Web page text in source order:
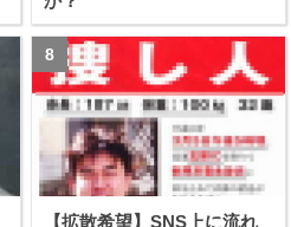
【拡散希望】SNS上に流れ